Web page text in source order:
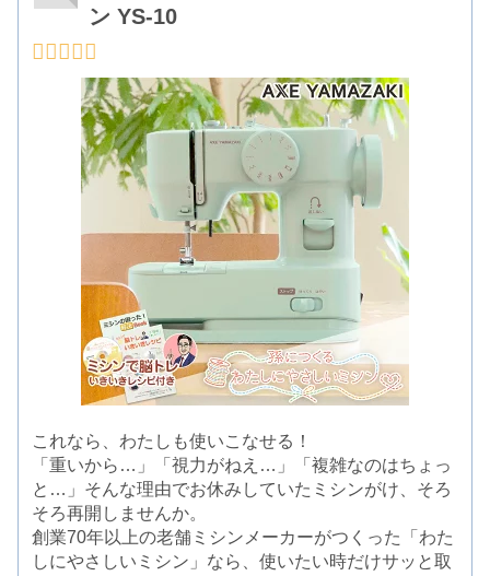
ン YS-10
これなら、わたしも使いこなせる！
「重いから…」「視力がねえ…」「複雑なのはちょっ
と…」そんな理由でお休みしていたミシンがけ、そろ
そろ再開しませんか。
創業70年以上の老舗ミシンメーカーがつくった「わた
しにやさしいミシン」なら、使いたい時だけサッと取